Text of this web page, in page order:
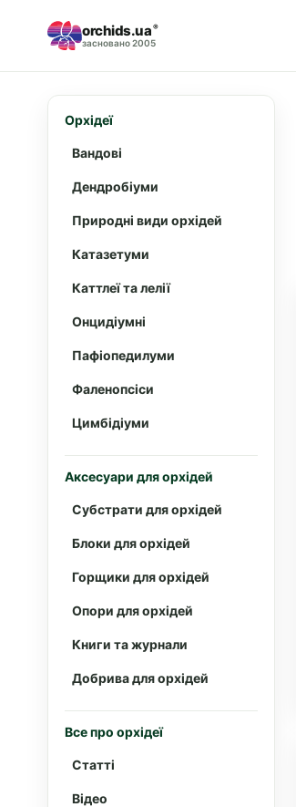
orchids.ua ®
засновано 2005
Орхідеї
Вандові
Дендробіуми
Природні види орхідей
Катазетуми
Каттлеї та лелії
Онцидіумні
Пафіопедилуми
Фаленопсіси
Цимбідіуми
Аксесуари для орхідей
Субстрати для орхідей
Блоки для орхідей
Горщики для орхідей
Опори для орхідей
Книги та журнали
Добрива для орхідей
Все про орхідеї
Статті
Відео